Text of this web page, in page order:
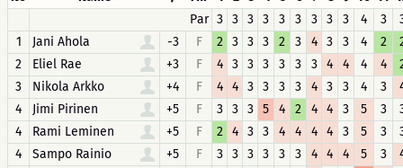
Par 3 3 3 3 3 3 3 3 3 4 3
1
Jani Ahola -3 F 2 3 3 3 2 3 4 3 3 4 2
2
Eliel Rae +3 F 4 3 3 3 3 3 3 4 4 4 4
3
Nikola Arkko +4 F 4 4 3 3 3 3 4 3 3 4 3
4
Jimi Pirinen +5 F 3 3 3 5 4 2 4 4 3 5 3
4
Rami Leminen +5 F 2 4 3 3 4 4 4 4 3 5 3
4
Sampo Rainio +5 F 3 3 3 3 3 3 4 4 4 5 3